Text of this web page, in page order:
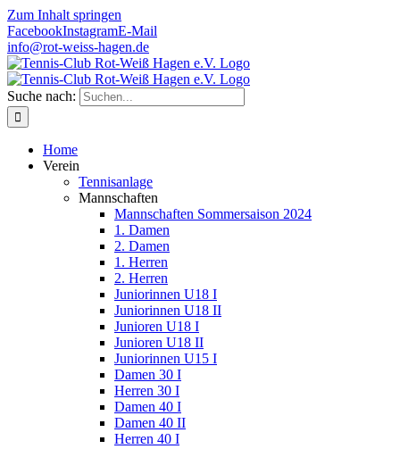
Zum Inhalt springen
FacebookInstagramE-Mail
info@rot-weiss-hagen.de
Suche nach:
Home
Verein
Tennisanlage
Mannschaften
Mannschaften Sommersaison 2024
1. Damen
2. Damen
1. Herren
2. Herren
Juniorinnen U18 I
Juniorinnen U18 II
Junioren U18 I
Junioren U18 II
Juniorinnen U15 I
Damen 30 I
Herren 30 I
Damen 40 I
Damen 40 II
Herren 40 I